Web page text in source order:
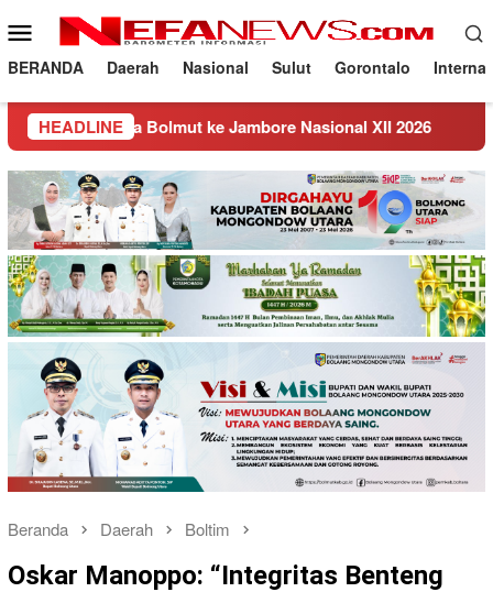
ke
konten
Menu
Mobile
BERANDA Daerah Nasional Sulut Gorontalo
HEADLINE
ke Jambore Nasional XII 2026 Panen Padi IPB
Beranda Daerah Boltim
Oskar Manoppo: “Integritas Benteng